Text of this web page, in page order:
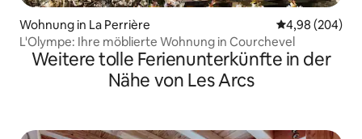
Wohnung in La Perrière
4,98 (204)
L'Olympe: Ihre möblierte Wohnung in Courchevel
Weitere tolle Ferienunterkünfte in der
Nähe von Les Arcs